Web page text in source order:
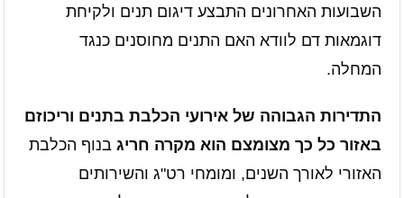
השבועות האחרונים התבצע דיגום תנים ולקיחת
דוגמאות דם לוודא האם התנים מחוסנים כנגד
המחלה.
התדירות הגבוהה של אירועי הכלבת בתנים וריכוזם
באזור כל כך מצומצם הוא מקרה חריג בנוף הכלבת
האזורי לאורך השנים, ומומחי רט"ג והשירותים